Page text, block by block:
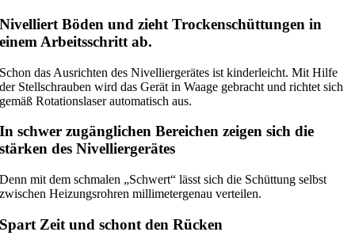
Nivelliert Böden und zieht Trockenschüttungen in
einem Arbeitsschritt ab.
Schon das Ausrichten des Nivelliergerätes ist kinderleicht. Mit Hilfe
der Stellschrauben wird das Gerät in Waage gebracht und richtet sich
gemäß Rotationslaser automatisch aus.
In schwer zugänglichen Bereichen zeigen sich die
stärken des Nivelliergerätes
Denn mit dem schmalen „Schwert“ lässt sich die Schüttung selbst
zwischen Heizungsrohren millimetergenau verteilen.
Spart Zeit und schont den Rücken